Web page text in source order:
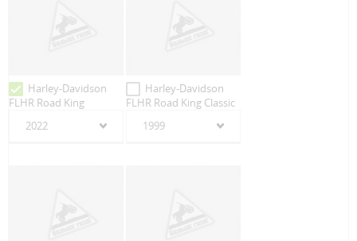
Harley-Davidson
FLHR Road King
2022
Harley-Davidson
FLHR Road King Classic
1999